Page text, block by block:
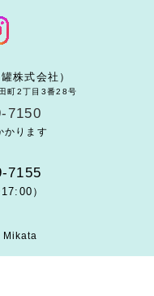
株式会社）
町2丁目3番28号
7150
かります
7155
）